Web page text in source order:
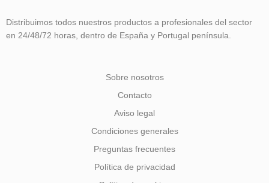
b
o
o
-
f
a
g
r
a
m
u
b
Distribuimos todos nuestros productos a profesionales del sector
en 24/48/72 horas, dentro de España y Portugal península.
Sobre nosotros
Contacto
Aviso legal
Condiciones generales
Preguntas frecuentes
Política de privacidad